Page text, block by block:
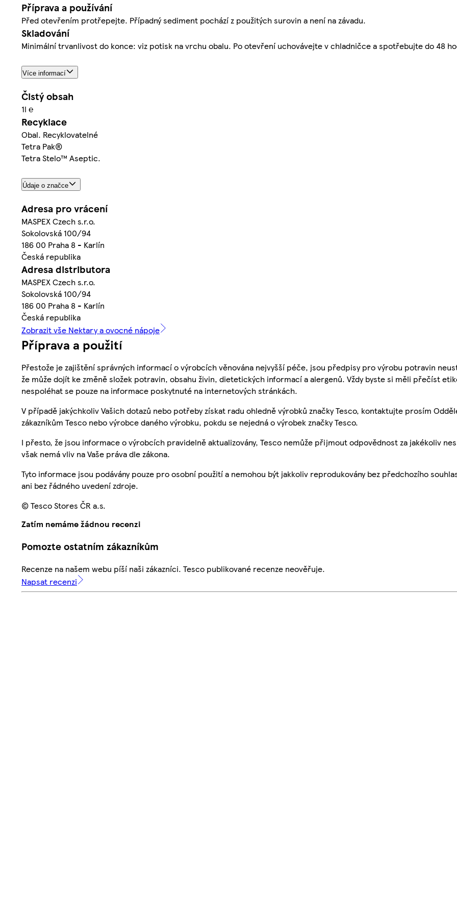
Příprava a používání
Před otevřením protřepejte. Případný sediment pochází z použitých surovin a není na závadu.
Skladování
Minimální trvanlivost do konce: viz potisk na vrchu obalu. Po otevření uchovávejte v chladničce a spotřebujte do 48
Více informací
Čistý obsah
1l ℮
Recyklace
Obal. Recyklovatelné
Tetra Pak®
Tetra Stelo™ Aseptic.
Údaje o značce
Adresa pro vrácení
MASPEX Czech s.r.o.
Sokolovská 100/94
186 00 Praha 8 - Karlín
Česká republika
Adresa distributora
MASPEX Czech s.r.o.
Sokolovská 100/94
186 00 Praha 8 - Karlín
Česká republika
Zobrazit vše Nektary a ovocné nápoje
Příprava a použití
Přestože je zajištění správných informací o výrobcích věnována nejvyšší péče, jsou předpisy pro výrobu potravin
že může dojít ke změně složek potravin, obsahu živin, dietetických informací a alergenů. Vždy byste si měli přečíst
nespoléhat se pouze na informace poskytnuté na internetových stránkách.
V případě jakýchkoliv Vašich dotazů nebo potřeby získat radu ohledně výrobků značky Tesco, kontaktujte prosím
zákazníkům Tesco nebo výrobce daného výrobku, pokdu se nejedná o výrobek značky Tesco.
I přesto, že jsou informace o výrobcích pravidelně aktualizovány, Tesco nemůže přijmout odpovědnost za jakékoliv
však nemá vliv na Vaše práva dle zákona.
Tyto informace jsou podávány pouze pro osobní použití a nemohou být jakkoliv reprodukovány bez předchozího
ani bez řádného uvedení zdroje.
© Tesco Stores ČR a.s.
Zatím nemáme žádnou recenzi
Pomozte ostatním zákazníkům
Recenze na našem webu píší naši zákazníci. Tesco publikované recenze neověřuje.
Napsat recenzi